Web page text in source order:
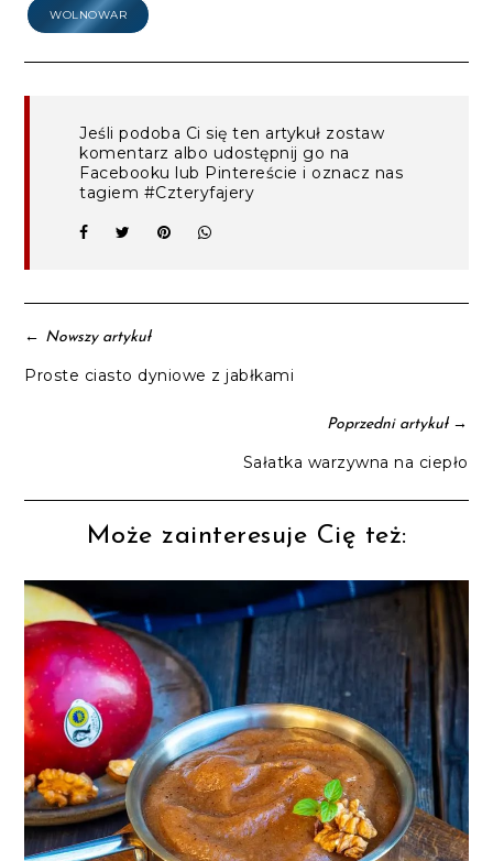
WOLNOWAR
Jeśli podoba Ci się ten artykuł zostaw
komentarz albo udostępnij go na
Facebooku lub Pintereście i oznacz nas
tagiem #Czteryfajery
← Nowszy artykuł
Proste ciasto dyniowe z jabłkami
Poprzedni artykuł→
Sałatka warzywna na ciepło
Może zainteresuje Cię też: